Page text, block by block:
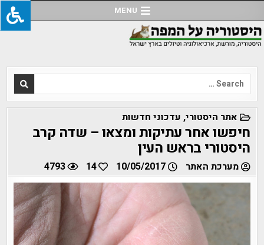
to
content
MENU
Search
for:
POSTED
IN
אתר היסטורי, עדכוני חדשות
חיפשו אחר עתיקות ומצאו – שדה קרב
היסטורי בראש העין
מערכת האתר 10/05/2017
14
4793